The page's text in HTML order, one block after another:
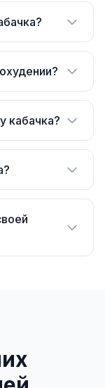
кабачка?